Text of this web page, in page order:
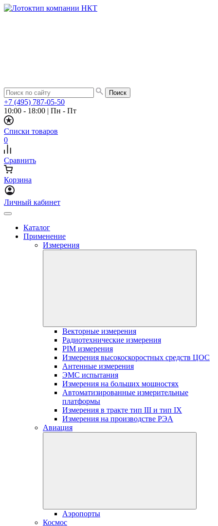
+7 (495) 787-05-50
10:00 - 18:00 | Пн - Пт
Списки товаров
0
Сравнить
Корзина
Личный кабинет
Каталог
Применение
Измерения
Векторные измерения
Радиотехнические измерения
PIM измерения
Измерения высокоскоростных средств ЦОС
Антенные измерения
ЭМС испытания
Измерения на больших мощностях
Автоматизированные измерительные
платформы
Измерения в тракте тип III и тип IX
Измерения на производстве РЭА
Авиация
Аэропорты
Космос